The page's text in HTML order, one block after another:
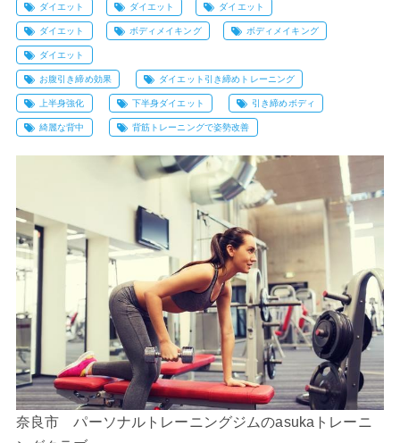
ダイエット ダイエット ダイエット
ダイエット ボディメイキング ボディメイキング
ダイエット
お腹引き締め効果 ダイエット引き締めトレーニング
上半身強化 下半身ダイエット 引き締めボディ
綺麗な背中 背筋トレーニングで姿勢改善
奈良市 パーソナルトレーニングジムのasukaトレーニ